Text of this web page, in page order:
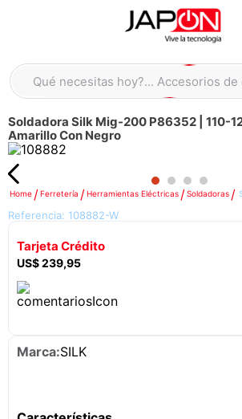
Hola... qué necesitas hoy?
Qué necesitas hoy?... Accesorios de
Soldadora Silk Mig-200 P86352 | 110-
Amarillo Con Negro
Ferretería Herramientas Eléctricas Soldadoras
Referencia: 108882-W
Tarjeta Crédito
US$239,95
SILK
TÉRMINOS MÁS BUSCADOS
1. moto
lavadora
5. scooter
congelador